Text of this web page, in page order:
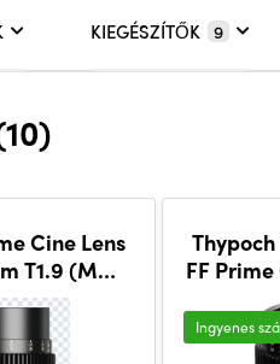
KIEGÉSZÍTŐK 9
Cine Lens
T1.9 (M
FF
Ingyenes